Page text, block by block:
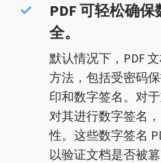
PDF 可轻松确
全。
默认情况下，PDF
方法，包括受密码
印和数字签名。对
对其进行数字签名
性。这些数字签名
以验证文档是否被